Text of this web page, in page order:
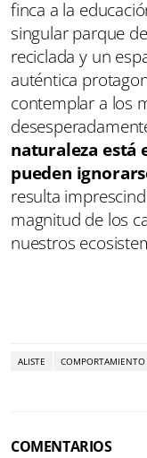
finca a la
singular parque
reciclada y un
auténtica
contemplar a los
naturaleza está
pueden
resulta
magnitud de los
nuestros
ALISTE COMPORTAMIENTO
COMENTARIOS